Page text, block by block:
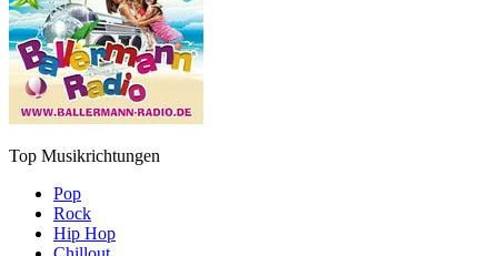
Top Musikrichtungen
Pop
Rock
Hip Hop